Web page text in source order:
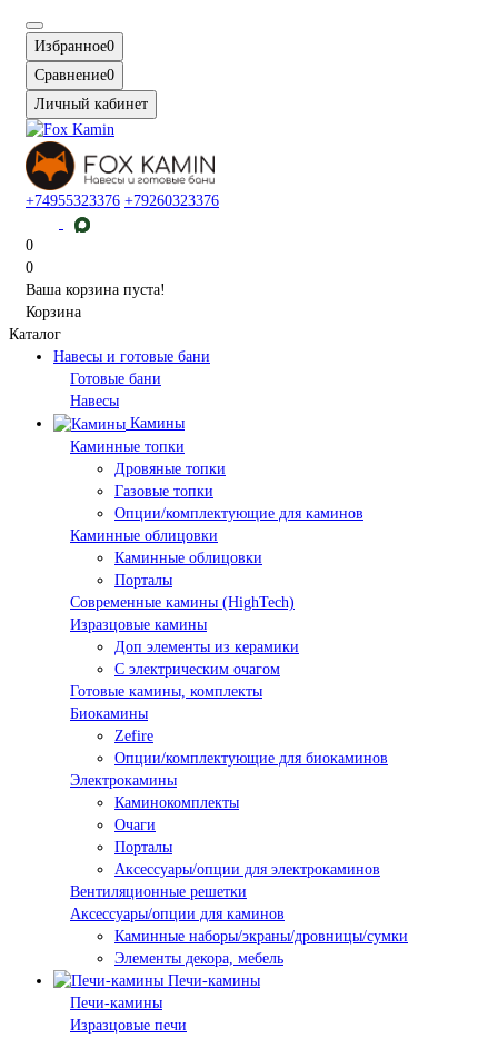
Избранное0
Сравнение0
Личный кабинет
+74955323376 +79260323376
0
0
Ваша корзина пуста!
Корзина
Каталог
Навесы и готовые бани
Готовые бани
Навесы
Камины
Каминные топки
Дровяные топки
Газовые топки
Опции/комплектующие для каминов
Каминные облицовки
Каминные облицовки
Порталы
Современные камины (HighTech)
Изразцовые камины
Доп элементы из керамики
С электрическим очагом
Готовые камины, комплекты
Биокамины
Zefire
Опции/комплектующие для биокаминов
Электрокамины
Каминокомплекты
Очаги
Порталы
Аксессуары/опции для электрокаминов
Вентиляционные решетки
Аксессуары/опции для каминов
Каминные наборы/экраны/дровницы/сумки
Элементы декора, мебель
Печи-камины
Печи-камины
Изразцовые печи